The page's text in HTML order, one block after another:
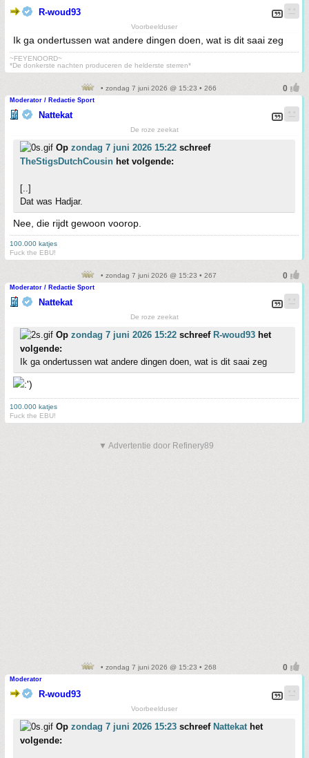
R-woud93
Voorbeelduser
Ik ga ondertussen wat andere dingen doen, wat is dit saai zeg
~FEYENOORD~
*De donkerste nachten produceren de helderste sterren*
• zondag 7 juni 2026 @ 15:23 • 266
Moderator / Redactie Sport
Nattekat
De roze zeekat
Op zondag 7 juni 2026 15:22 schreef
TheStigsDutchCousin het volgende:
[..]
Dat was Hadjar.
Nee, die rijdt gewoon voorop.
100.000 katjes
Fuck the EBU!
• zondag 7 juni 2026 @ 15:23 • 267
Moderator / Redactie Sport
Nattekat
De roze zeekat
Op zondag 7 juni 2026 15:22 schreef R-woud93 het
volgende:
Ik ga ondertussen wat andere dingen doen, wat is dit saai zeg
100.000 katjes
Fuck the EBU!
▼ Advertentie door Refinery89
• zondag 7 juni 2026 @ 15:23 • 268
Moderator
R-woud93
Voorbeelduser
Op zondag 7 juni 2026 15:23 schreef Nattekathet
volgende: